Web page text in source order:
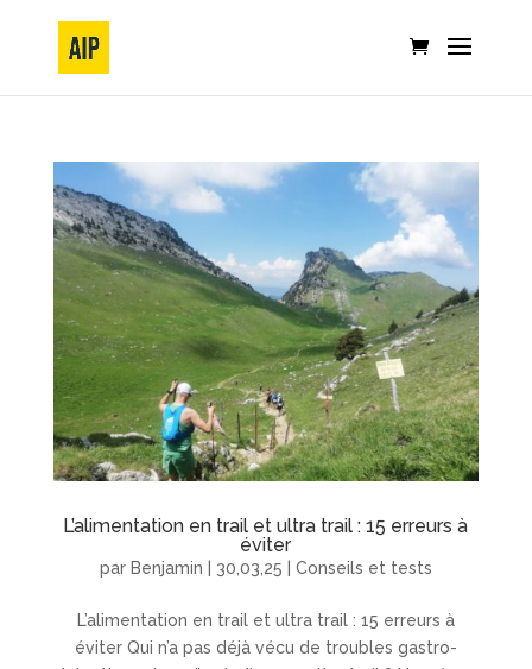
L’alimentation en trail et ultra trail : 15 erreurs à
éviter
par Benjamin 30,03,25 Conseils et tests
L’alimentation en trail et ultra trail : 15 erreurs à
éviter Qui n’a pas déjà vécu de troubles gastro-